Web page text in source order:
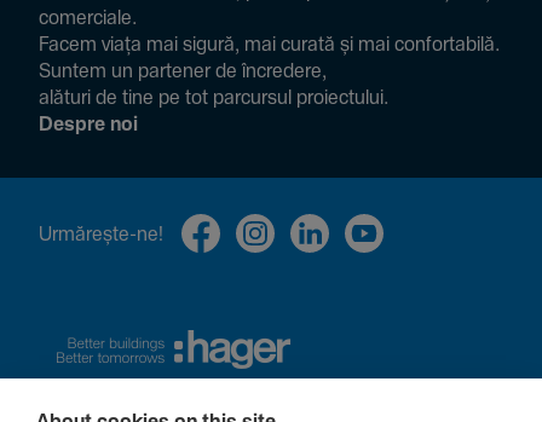
comer­ciale.
Facem viața mai sigură, mai curată și mai confor­ta­bilă.
Suntem un partener de încre­dere,
alături de tine pe tot parcursul proiec­tului.
Despre noi
Urmă­rește-ne!